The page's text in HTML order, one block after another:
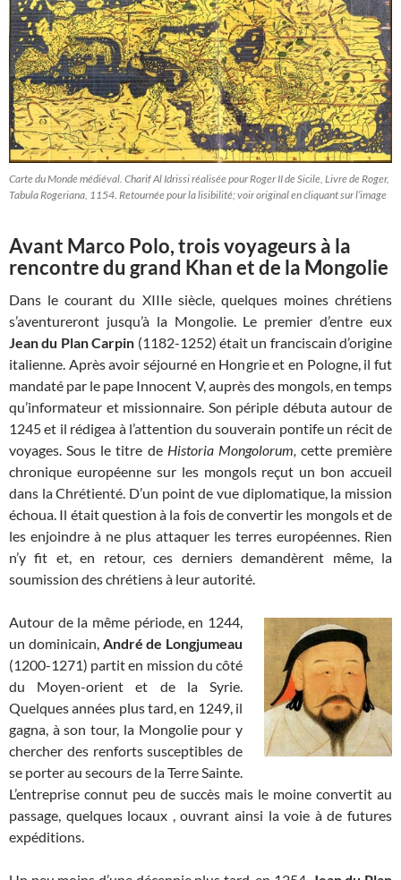
Carte du Monde médiéval. Charif Al Idrissi réalisée pour Roger II de Sicile, Livre de Roger,
Tabula Rogeriana, 1154. Retournée pour la lisibilité; voir original en cliquant sur l’image
Avant Marco Polo, trois voyageurs à la
rencontre du grand Khan et de la Mongolie
Dans le courant du XIIIe siècle, quelques moines chrétiens
s’aventureront jusqu’à la Mongolie. Le premier d’entre eux
Jean du Plan Carpin (1182-1252) était un franciscain d’origine
italienne. Après avoir séjourné en Hongrie et en Pologne, il fut
mandaté par le pape Innocent V, auprès des mongols, en temps
qu’informateur et missionnaire. Son périple débuta autour de
1245 et il rédigea à l’attention du souverain pontife un récit de
voyages. Sous le titre de Historia Mongolorum, cette première
chronique européenne sur les mongols reçut un bon accueil
dans la Chrétienté. D’un point de vue diplomatique, la mission
échoua. Il était question à la fois de convertir les mongols et de
les enjoindre à ne plus attaquer les terres européennes. Rien
n’y fit et, en retour, ces derniers demandèrent même, la
soumission des chrétiens à leur autorité.
Autour de la même période, en 1244,
un dominicain, André de Longjumeau
(1200-1271) partit en mission du côté
du Moyen-orient et de la Syrie.
Quelques années plus tard, en 1249, il
gagna, à son tour, la Mongolie pour y
chercher des renforts susceptibles de
se porter au secours de la Terre Sainte.
L’entreprise connut peu de succès mais le moine convertit au
passage, quelques locaux , ouvrant ainsi la voie à de futures
expéditions.